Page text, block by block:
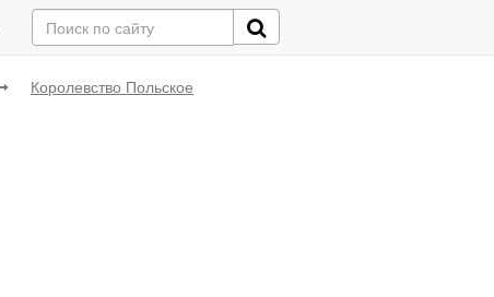
Королевство Польское